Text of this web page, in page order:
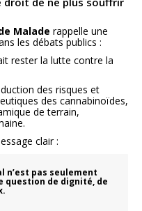
Malade rappelle une
les débats publics :
rester la lutte contre la
des risques et
des cannabinoïdes,
de terrain,
clair :
n’est pas seulement
question de dignité, de